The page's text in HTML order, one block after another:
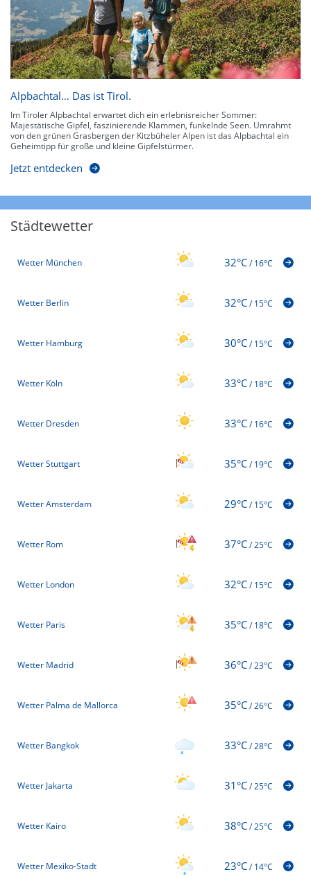
Alpbachtal… Das ist Tirol.
Im Tiroler Alpbachtal erwartet dich ein erlebnisreicher Sommer:
Majestätische Gipfel, faszinierende Klammen, funkelnde Seen. Umrahmt
von den grünen Grasbergen der Kitzbüheler Alpen ist das Alpbachtal ein
Geheimtipp für große und kleine Gipfelstürmer.
Jetzt entdecken
Städtewetter
Wetter München 32°C/16°C
Wetter Berlin 32°C/15°C
Wetter Hamburg 30°C/15°C
Wetter Köln 33°C/18°C
Wetter Dresden 33°C/16°C
Wetter Stuttgart 35°C/19°C
Wetter Amsterdam 29°C/15°C
Wetter Rom 37°C/25°C
Wetter London 32°C/15°C
Wetter Paris 35°C/18°C
Wetter Madrid 36°C/23°C
Wetter Palma de Mallorca 35°C/26°C
Wetter Bangkok 33°C/28°C
Wetter Jakarta 31°C/25°C
Wetter Kairo 38°C/25°C
Wetter Mexiko-Stadt 23°C/14°C